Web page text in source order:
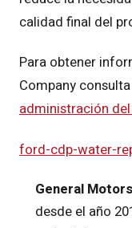
calidad final del
Para obtener
Company
administración
ford-cdp-water-
General
desde el año